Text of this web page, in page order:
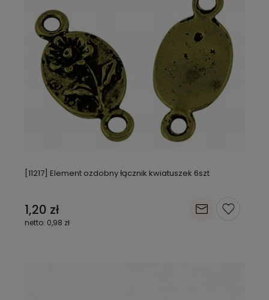
[11217] Element ozdobny łącznik kwiatuszek 6szt
1,20 zł
0,98 zł